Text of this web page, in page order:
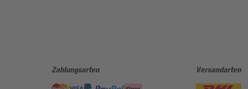
Zahlungsarten Versandarten